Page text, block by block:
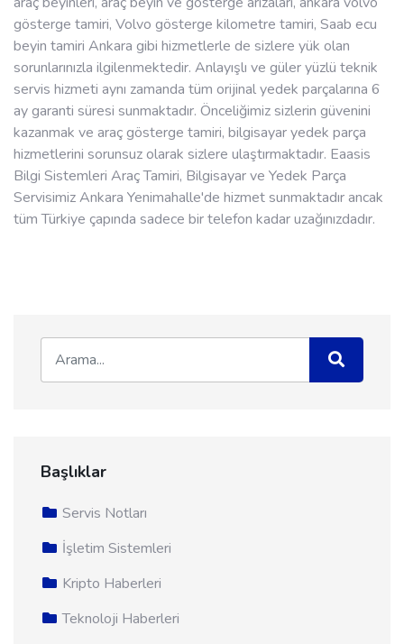
gösterge tamiri, Volvo gösterge kilometre tamiri, Saab ecu
beyin tamiri Ankara gibi hizmetlerle de sizlere yük olan
sorunlarınızla ilgilenmektedir. Anlayışlı ve güler yüzlü teknik
servis hizmeti aynı zamanda tüm orijinal yedek parçalarına 6
ay garanti süresi sunmaktadır. Önceliğimiz sizlerin güvenini
kazanmak ve araç gösterge tamiri, bilgisayar yedek parça
hizmetlerini sorunsuz olarak sizlere ulaştırmaktadır. Eaasis
Bilgi Sistemleri Araç Tamiri, Bilgisayar ve Yedek Parça
Servisimiz Ankara Yenimahalle'de hizmet sunmaktadır ancak
tüm Türkiye çapında sadece bir telefon kadar uzağınızdadır.
Başlıklar
Servis Notları
İşletim Sistemleri
Kripto Haberleri
Teknoloji Haberleri